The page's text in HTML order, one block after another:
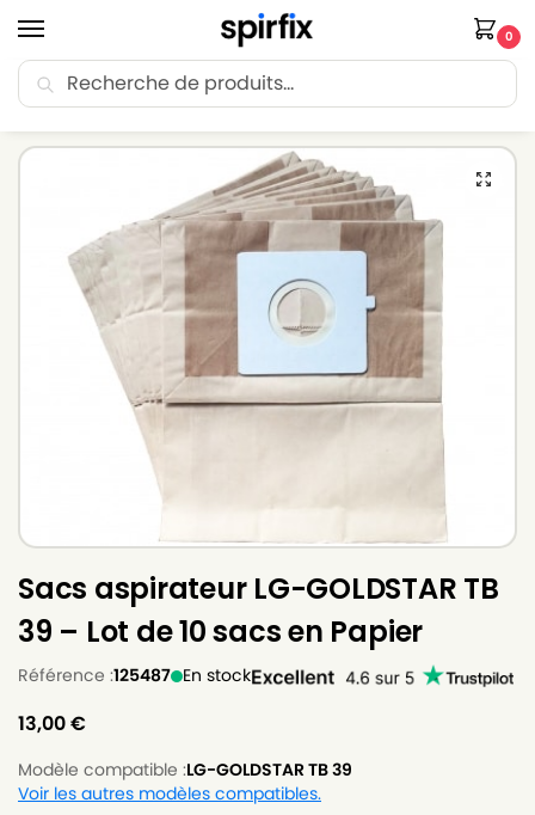
0
🚚 Livraison Point Relais offerte dès 30€ d’achat.
Sacs aspirateur LG-GOLDSTAR TB
39 – Lot de 10 sacs en Papier
Référence :125487 En stock
13,00€
Modèle compatible :LG-GOLDSTAR TB 39
Voir les autres modèles compatibles.